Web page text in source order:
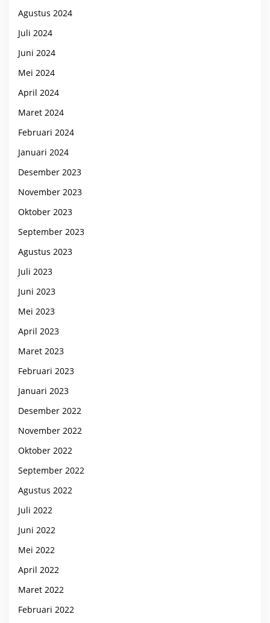
Agustus 2024
Juli 2024
Juni 2024
Mei 2024
April 2024
Maret 2024
Februari 2024
Januari 2024
Desember 2023
November 2023
Oktober 2023
September 2023
Agustus 2023
Juli 2023
Juni 2023
Mei 2023
April 2023
Maret 2023
Februari 2023
Januari 2023
Desember 2022
November 2022
Oktober 2022
September 2022
Agustus 2022
Juli 2022
Juni 2022
Mei 2022
April 2022
Maret 2022
Februari 2022